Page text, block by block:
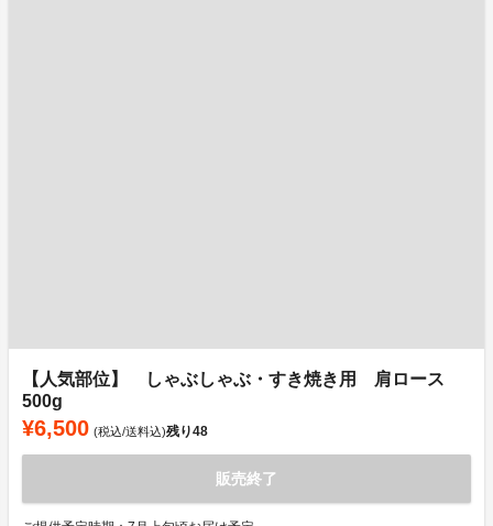
【人気部位】 しゃぶしゃぶ・すき焼き用 肩ロース
500g
¥6,500 (税込/送料込)残り48
販売終了